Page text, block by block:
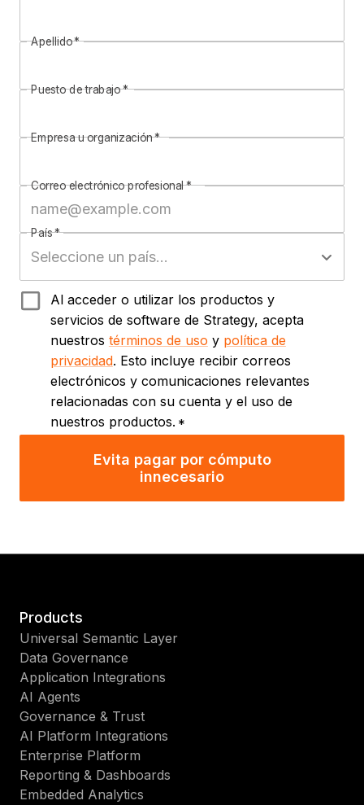
Apellido*
Puesto de trabajo*
Empresa u organización*
Correo electrónico profesional*
País*
Al acceder o utilizar los productos y
servicios de software de Strategy, acepta
nuestros términos de uso y política de
privacidad. Esto incluye recibir correos
electrónicos y comunicaciones relevantes
relacionadas con su cuenta y el uso de
nuestros productos. *
Evita pagar por cómputo
innecesario
Products
Universal Semantic Layer
Data Governance
Application Integrations
AI Agents
Governance & Trust
AI Platform Integrations
Enterprise Platform
Reporting & Dashboards
Embedded Analytics